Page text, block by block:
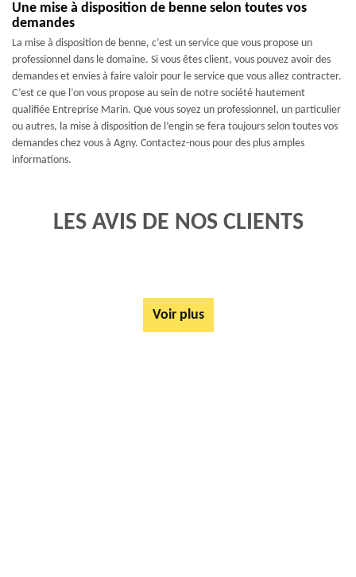
Une mise à disposition de benne selon toutes vos
demandes
La mise à disposition de benne, c’est un service que vous propose un
professionnel dans le domaine. Si vous êtes client, vous pouvez avoir des
demandes et envies à faire valoir pour le service que vous allez contracter.
C’est ce que l’on vous propose au sein de notre société hautement
qualifiée Entreprise Marin. Que vous soyez un professionnel, un particulier
ou autres, la mise à disposition de l’engin se fera toujours selon toutes vos
demandes chez vous à Agny. Contactez-nous pour des plus amples
informations.
LES AVIS DE NOS CLIENTS
Voir plus